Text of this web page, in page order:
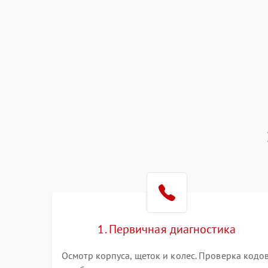
1. Первичная диагностика
Осмотр корпуса, щеток и колес. Проверка